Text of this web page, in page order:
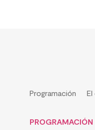
Programación
PROGRAMACIÓN